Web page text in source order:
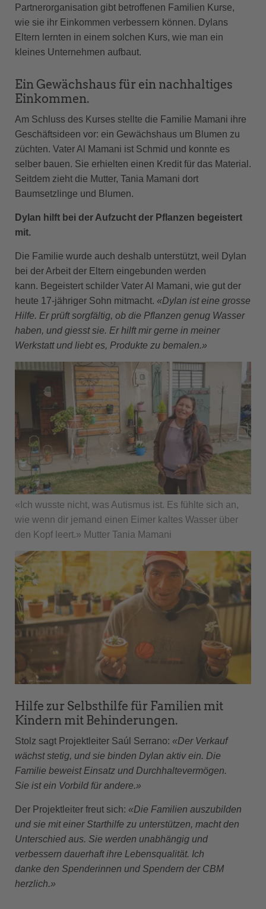
Partnerorganisation gibt betroffenen Familien Kurse,
wie sie ihr Einkommen verbessern können. Dylans
Eltern lernten in einem solchen Kurs, wie man ein
kleines Unternehmen aufbaut.
«Ich wusste nicht, was Autismus ist. Es fühlte sich an,
wie wenn dir jemand einen Eimer kaltes Wasser über
den Kopf leert.» Mutter Tania Mamani
Ein Gewächshaus für ein nachhaltiges
Einkommen.
Am Schluss des Kurses stellte die Familie Mamani ihre
Geschäftsideen vor: ein Gewächshaus um Blumen zu
züchten. Vater Al Mamani ist Schmid und konnte es
selber bauen. Sie erhielten einen Kredit für das Material.
Seitdem zieht die Mutter, Tania Mamani dort
Baumsetzlinge und Blumen.
Dylan hilft bei der Aufzucht der Pflanzen begeistert
mit.
Die Familie wurde auch deshalb unterstützt, weil Dylan
bei der Arbeit der Eltern eingebunden werden
kann. Begeistert schilder Vater Al Mamani, wie gut der
heute 17-jähriger Sohn mitmacht. «Dylan ist eine grosse
Hilfe. Er prüft sorgfältig, ob die Pflanzen genug Wasser
haben, und giesst sie. Er hilft mir gerne in meiner
Werkstatt und liebt es, Produkte zu bemalen.»
Hilfe zur Selbsthilfe für Familien mit
Kindern mit Behinderungen.
Stolz sagt Projektleiter Saúl Serrano: «Der Verkauf
wächst stetig, und sie binden Dylan aktiv ein. Die
Familie beweist Einsatz und Durchhaltevermögen.
Sie ist ein Vorbild für andere.»
Der Projektleiter freut sich: «Die Familien auszubilden
und sie mit einer Starthilfe zu unterstützen, macht den
Unterschied aus. Sie werden unabhängig und
verbessern dauerhaft ihre Lebensqualität. Ich
danke den Spenderinnen und Spendern der CBM
herzlich.»